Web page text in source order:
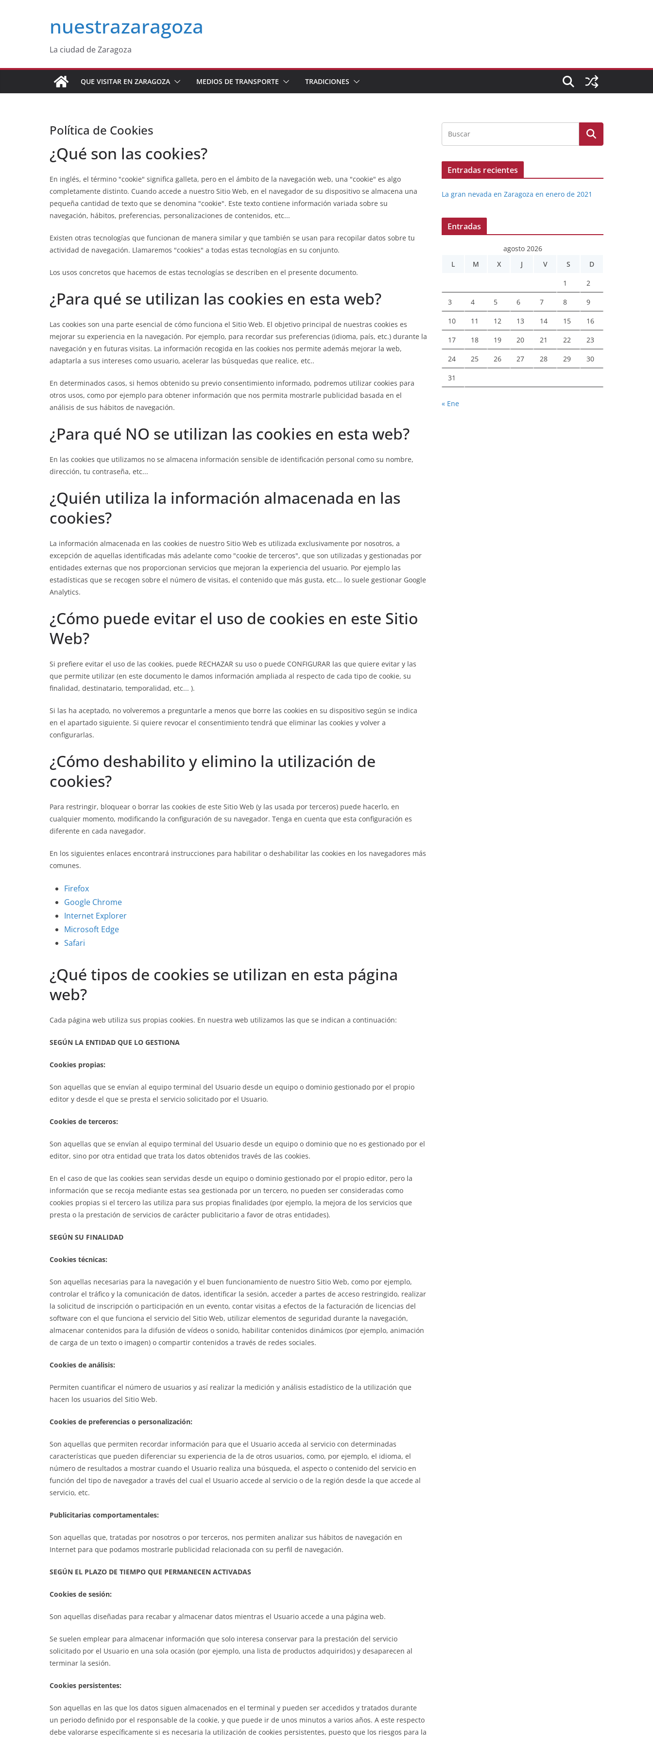
nuestrazaragoza
La ciudad de Zaragoza
QUE VISITAR EN ZARAGOZA MEDIOS DE TRANSPORTE TRADICIONES
Política de Cookies
¿Qué son las cookies?
En inglés, el término "cookie" significa galleta, pero en el ámbito de la navegación web, una "cookie" es algo
completamente distinto. Cuando accede a nuestro Sitio Web, en el navegador de su dispositivo se almacena una
pequeña cantidad de texto que se denomina "cookie". Este texto contiene información variada sobre su
navegación, hábitos, preferencias, personalizaciones de contenidos, etc...
Existen otras tecnologías que funcionan de manera similar y que también se usan para recopilar datos sobre tu
actividad de navegación. Llamaremos "cookies" a todas estas tecnologías en su conjunto.
Los usos concretos que hacemos de estas tecnologías se describen en el presente documento.
¿Para qué se utilizan las cookies en esta web?
Las cookies son una parte esencial de cómo funciona el Sitio Web. El objetivo principal de nuestras cookies es
mejorar su experiencia en la navegación. Por ejemplo, para recordar sus preferencias (idioma, país, etc.) durante la
navegación y en futuras visitas. La información recogida en las cookies nos permite además mejorar la web,
adaptarla a sus intereses como usuario, acelerar las búsquedas que realice, etc..
En determinados casos, si hemos obtenido su previo consentimiento informado, podremos utilizar cookies para
otros usos, como por ejemplo para obtener información que nos permita mostrarle publicidad basada en el
análisis de sus hábitos de navegación.
¿Para qué NO se utilizan las cookies en esta web?
En las cookies que utilizamos no se almacena información sensible de identificación personal como su nombre,
dirección, tu contraseña, etc...
¿Quién utiliza la información almacenada en las
cookies?
La información almacenada en las cookies de nuestro Sitio Web es utilizada exclusivamente por nosotros, a
excepción de aquellas identificadas más adelante como "cookie de terceros", que son utilizadas y gestionadas por
entidades externas que nos proporcionan servicios que mejoran la experiencia del usuario. Por ejemplo las
estadísticas que se recogen sobre el número de visitas, el contenido que más gusta, etc... lo suele gestionar Google
Analytics.
¿Cómo puede evitar el uso de cookies en este Sitio
Web?
Si prefiere evitar el uso de las cookies, puede RECHAZAR su uso o puede CONFIGURAR las que quiere evitar y las
que permite utilizar (en este documento le damos información ampliada al respecto de cada tipo de cookie, su
finalidad, destinatario, temporalidad, etc... ).
Si las ha aceptado, no volveremos a preguntarle a menos que borre las cookies en su dispositivo según se indica
en el apartado siguiente. Si quiere revocar el consentimiento tendrá que eliminar las cookies y volver a
configurarlas.
¿Cómo deshabilito y elimino la utilización de
cookies?
Para restringir, bloquear o borrar las cookies de este Sitio Web (y las usada por terceros) puede hacerlo, en
cualquier momento, modificando la configuración de su navegador. Tenga en cuenta que esta configuración es
diferente en cada navegador.
En los siguientes enlaces encontrará instrucciones para habilitar o deshabilitar las cookies en los navegadores más
comunes.
Firefox
Google Chrome
Internet Explorer
Microsoft Edge
Safari
¿Qué tipos de cookies se utilizan en esta página
web?
Cada página web utiliza sus propias cookies. En nuestra web utilizamos las que se indican a continuación:
SEGÚN LA ENTIDAD QUE LO GESTIONA
Cookies propias:
Son aquellas que se envían al equipo terminal del Usuario desde un equipo o dominio gestionado por el propio
editor y desde el que se presta el servicio solicitado por el Usuario.
Cookies de terceros:
Son aquellas que se envían al equipo terminal del Usuario desde un equipo o dominio que no es gestionado por el
editor, sino por otra entidad que trata los datos obtenidos través de las cookies.
En el caso de que las cookies sean servidas desde un equipo o dominio gestionado por el propio editor, pero la
información que se recoja mediante estas sea gestionada por un tercero, no pueden ser consideradas como
cookies propias si el tercero las utiliza para sus propias finalidades (por ejemplo, la mejora de los servicios que
presta o la prestación de servicios de carácter publicitario a favor de otras entidades).
SEGÚN SU FINALIDAD
Cookies técnicas:
Son aquellas necesarias para la navegación y el buen funcionamiento de nuestro Sitio Web, como por ejemplo,
controlar el tráfico y la comunicación de datos, identificar la sesión, acceder a partes de acceso restringido, realizar
la solicitud de inscripción o participación en un evento, contar visitas a efectos de la facturación de licencias del
software con el que funciona el servicio del Sitio Web, utilizar elementos de seguridad durante la navegación,
almacenar contenidos para la difusión de vídeos o sonido, habilitar contenidos dinámicos (por ejemplo, animación
de carga de un texto o imagen) o compartir contenidos a través de redes sociales.
Cookies de análisis:
Permiten cuantificar el número de usuarios y así realizar la medición y análisis estadístico de la utilización que
hacen los usuarios del Sitio Web.
Cookies de preferencias o personalización:
Son aquellas que permiten recordar información para que el Usuario acceda al servicio con determinadas
características que pueden diferenciar su experiencia de la de otros usuarios, como, por ejemplo, el idioma, el
número de resultados a mostrar cuando el Usuario realiza una búsqueda, el aspecto o contenido del servicio en
función del tipo de navegador a través del cual el Usuario accede al servicio o de la región desde la que accede al
servicio, etc.
Publicitarias comportamentales:
Son aquellas que, tratadas por nosotros o por terceros, nos permiten analizar sus hábitos de navegación en
Internet para que podamos mostrarle publicidad relacionada con su perfil de navegación.
SEGÚN EL PLAZO DE TIEMPO QUE PERMANECEN ACTIVADAS
Cookies de sesión:
Son aquellas diseñadas para recabar y almacenar datos mientras el Usuario accede a una página web.
Se suelen emplear para almacenar información que solo interesa conservar para la prestación del servicio
solicitado por el Usuario en una sola ocasión (por ejemplo, una lista de productos adquiridos) y desaparecen al
terminar la sesión.
Cookies persistentes:
Son aquellas en las que los datos siguen almacenados en el terminal y pueden ser accedidos y tratados durante
un periodo definido por el responsable de la cookie, y que puede ir de unos minutos a varios años. A este respecto
debe valorarse específicamente si es necesaria la utilización de cookies persistentes, puesto que los riesgos para la
Entradas recientes
La gran nevada en Zaragoza en enero de 2021
Entradas
agosto 2026
L
M X J V S D
1 2
3 4 5 6 7 8 9
10 11 12 13 14 15 16
17 18 19 20 21 22 23
24 25 26 27 28 29 30
31
« Ene